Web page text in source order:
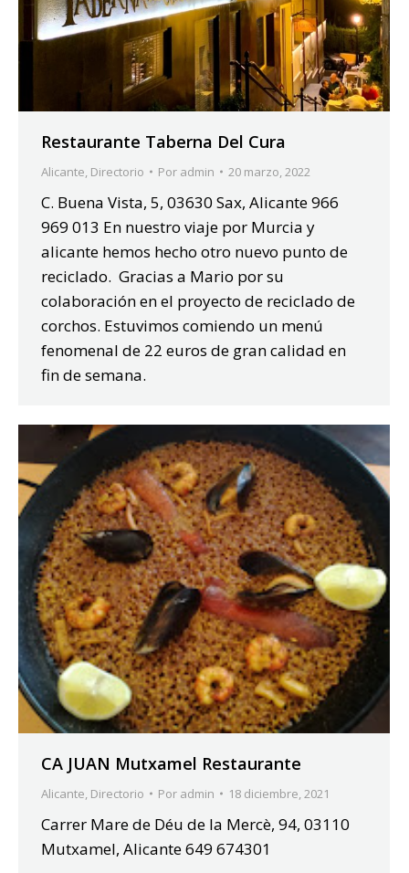
Restaurante Taberna Del Cura
Alicante, Directorio Por admin 20 marzo, 2022
C. Buena Vista, 5, 03630 Sax, Alicante 966
969 013 En nuestro viaje por Murcia y
alicante hemos hecho otro nuevo punto de
reciclado. Gracias a Mario por su
colaboración en el proyecto de reciclado de
corchos. Estuvimos comiendo un menú
fenomenal de 22 euros de gran calidad en
fin de semana.
CA JUAN Mutxamel Restaurante
Alicante, Directorio Por admin 18 diciembre, 2021
Carrer Mare de Déu de la Mercè, 94, 03110
Mutxamel, Alicante 649 674301